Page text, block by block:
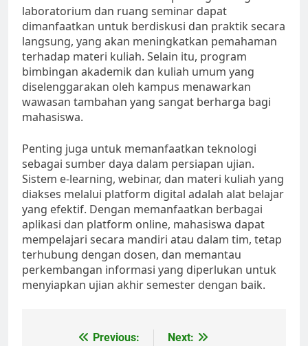
laboratorium dan ruang seminar dapat
dimanfaatkan untuk berdiskusi dan praktik secara
langsung, yang akan meningkatkan pemahaman
terhadap materi kuliah. Selain itu, program
bimbingan akademik dan kuliah umum yang
diselenggarakan oleh kampus menawarkan
wawasan tambahan yang sangat berharga bagi
mahasiswa.
Penting juga untuk memanfaatkan teknologi
sebagai sumber daya dalam persiapan ujian.
Sistem e-learning, webinar, dan materi kuliah yang
diakses melalui platform digital adalah alat belajar
yang efektif. Dengan memanfaatkan berbagai
aplikasi dan platform online, mahasiswa dapat
mempelajari secara mandiri atau dalam tim, tetap
terhubung dengan dosen, dan memantau
perkembangan informasi yang diperlukan untuk
menyiapkan ujian akhir semester dengan baik.
Previous: Next: